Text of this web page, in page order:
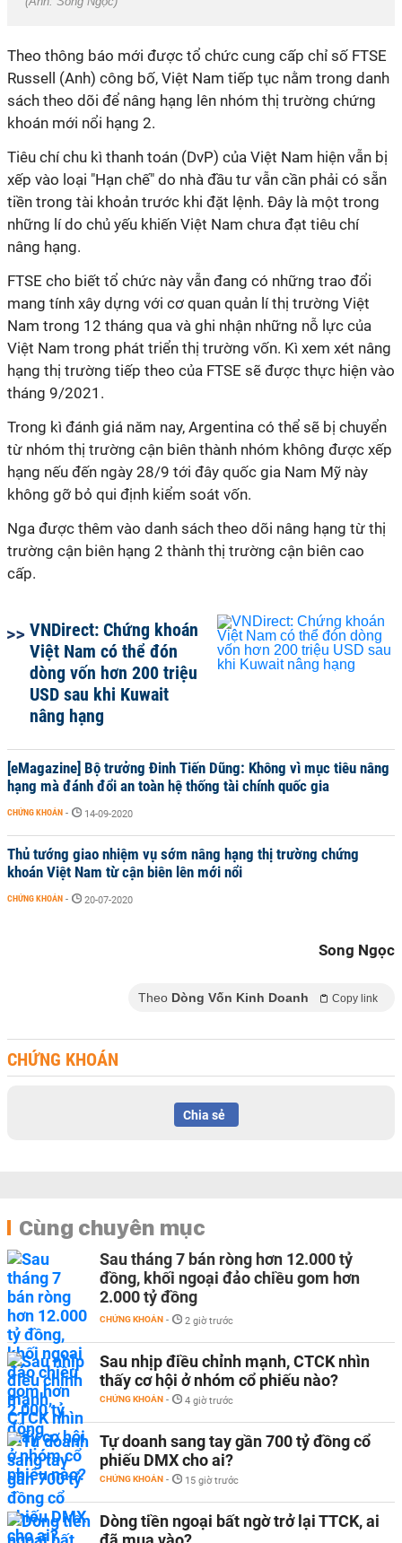
Theo thông báo mới được tổ chức cung cấp chỉ số FTSE
Russell (Anh) công bố, Việt Nam tiếp tục nằm trong danh
sách theo dõi để nâng hạng lên nhóm thị trường chứng
khoán mới nổi hạng 2.
Tiêu chí chu kì thanh toán (DvP) của Việt Nam hiện vẫn bị
xếp vào loại "Hạn chế" do nhà đầu tư vẫn cần phải có sẵn
tiền trong tài khoản trước khi đặt lệnh. Đây là một trong
những lí do chủ yếu khiến Việt Nam chưa đạt tiêu chí
nâng hạng.
FTSE cho biết tổ chức này vẫn đang có những trao đổi
mang tính xây dựng với cơ quan quản lí thị trường Việt
Nam trong 12 tháng qua và ghi nhận những nỗ lực của
Việt Nam trong phát triển thị trường vốn. Kì xem xét nâng
hạng thị trường tiếp theo của FTSE sẽ được thực hiện vào
tháng 9/2021.
Trong kì đánh giá năm nay, Argentina có thể sẽ bị chuyển
từ nhóm thị trường cận biên thành nhóm không được xếp
hạng nếu đến ngày 28/9 tới đây quốc gia Nam Mỹ này
không gỡ bỏ qui định kiểm soát vốn.
Nga được thêm vào danh sách theo dõi nâng hạng từ thị
trường cận biên hạng 2 thành thị trường cận biên cao
cấp.
VNDirect: Chứng khoán
Việt Nam có thể đón
dòng vốn hơn 200 triệu
USD sau khi Kuwait
nâng hạng
[eMagazine] Bộ trưởng Đinh Tiến Dũng: Không vì mục tiêu nâng
hạng mà đánh đổi an toàn hệ thống tài chính quốc gia
CHỨNG KHOÁN - 14-09-2020
Thủ tướng giao nhiệm vụ sớm nâng hạng thị trường chứng
khoán Việt Nam từ cận biên lên mới nổi
CHỨNG KHOÁN - 20-07-2020
Song Ngọc
Theo Dòng Vốn Kinh Doanh Copy link
CHỨNG KHOÁN
Chia sẻ
Cùng chuyên mục
Sau tháng 7 bán ròng hơn 12.000 tỷ
đồng, khối ngoại đảo chiều gom hơn
2.000 tỷ đồng
CHỨNG KHOÁN - 2 giờ trước
Sau nhịp điều chỉnh mạnh, CTCK nhìn
thấy cơ hội ở nhóm cổ phiếu nào?
CHỨNG KHOÁN - 4 giờ trước
Tự doanh sang tay gần 700 tỷ đồng cổ
phiếu DMX cho ai?
CHỨNG KHOÁN - 15 giờ trước
Dòng tiền ngoại bất ngờ trở lại TTCK, ai